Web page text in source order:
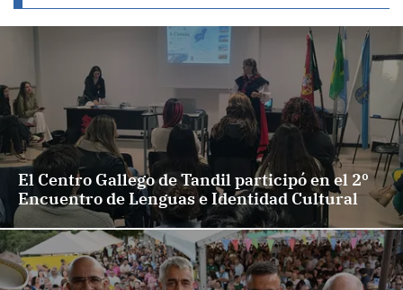
El Centro Gallego de Tandil participó en el 2º
Encuentro de Lenguas e Identidad Cultural